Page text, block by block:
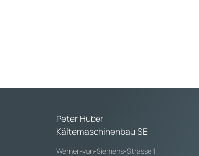
Peter Huber
Kältemaschinenbau SE
Werner-von-Siemens-Strasse 1